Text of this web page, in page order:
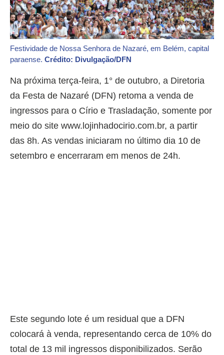
Festividade de Nossa Senhora de Nazaré, em Belém, capital
paraense. Crédito: Divulgação/DFN
Na próxima terça-feira, 1° de outubro, a Diretoria
da Festa de Nazaré (DFN) retoma a venda de
ingressos para o Círio e Trasladação, somente por
meio do site www.lojinhadocirio.com.br, a partir
das 8h. As vendas iniciaram no último dia 10 de
setembro e encerraram em menos de 24h.
Este segundo lote é um residual que a DFN
colocará à venda, representando cerca de 10% do
total de 13 mil ingressos disponibilizados. Serão